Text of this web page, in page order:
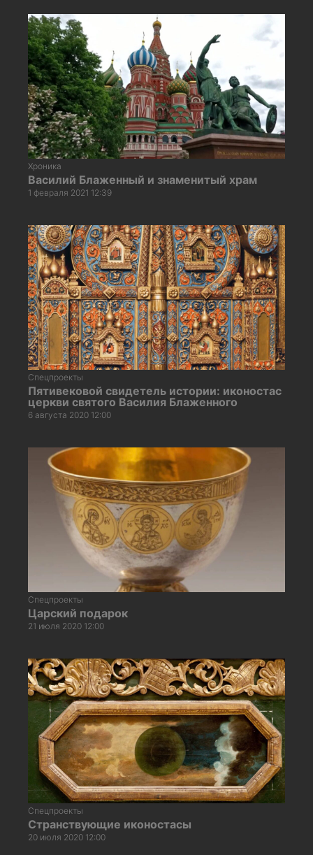
Хроника
Василий Блаженный и знаменитый храм
1 февраля 2021 12:39
Спецпроекты
Пятивековой свидетель истории: иконостас
церкви святого Василия Блаженного
6 августа 2020 12:00
Спецпроекты
Царский подарок
21 июля 2020 12:00
Спецпроекты
Странствующие иконостасы
20 июля 2020 12:00